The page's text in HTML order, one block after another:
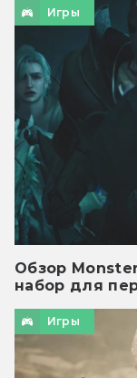
Игры
Обзор
набор для
Игры